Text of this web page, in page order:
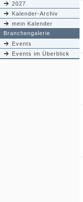
2027
Kalender-Archiv
mein Kalender
Branchengalerie
Events
Events im Überblick